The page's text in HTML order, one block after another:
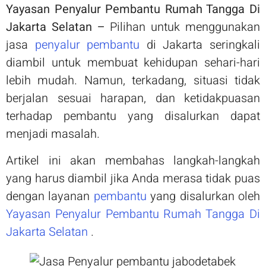
Yayasan Penyalur Pembantu Rumah Tangga Di
Jakarta Selatan – Pilihan untuk menggunakan
jasa penyalur pembantu di Jakarta seringkali
diambil untuk membuat kehidupan sehari-hari
lebih mudah. Namun, terkadang, situasi tidak
berjalan sesuai harapan, dan ketidakpuasan
terhadap pembantu yang disalurkan dapat
menjadi masalah.
Artikel ini akan membahas langkah-langkah
yang harus diambil jika Anda merasa tidak puas
dengan layanan pembantuyang disalurkan oleh
Yayasan Penyalur Pembantu Rumah Tangga Di
Jakarta Selatan .